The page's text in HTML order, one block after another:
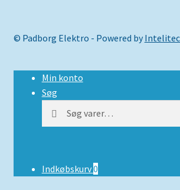
© Padborg Elektro - Powered by
Min konto
Søg
Indkøbskurv0